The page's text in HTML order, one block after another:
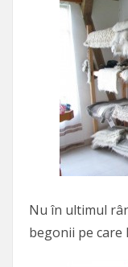
Nu în ultimul
begonii pe care